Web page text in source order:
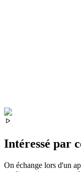
Intéressé par
On échange lors d'un